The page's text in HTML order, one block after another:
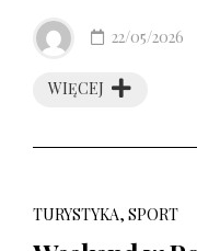
WIĘCEJ
22/05/2026
TURYSTYKA, SPORT